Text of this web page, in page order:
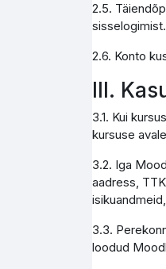
2.5.
2.6. Konto
III.
3.1. Kui
kursuse
3.2. Iga
aadress,
3.3.
loodud